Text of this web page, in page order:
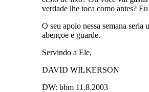
verdade lhe toca como antes?
O seu apoio nessa semana seria
abençoe e guarde.
Servindo a Ele,
DAVID WILKERSON
DW: bbm 11.8.2003